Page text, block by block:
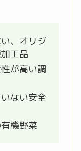
、オリジ
工品
が高い調
ない安全
機野菜